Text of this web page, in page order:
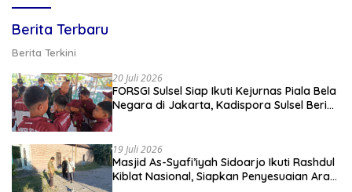
Berita Terbaru
Berita Terkini
20 Juli 2026
FORSGI Sulsel Siap Ikuti Kejurnas Piala Bela
Negara di Jakarta, Kadispora Sulsel Beri
19 Juli 2026
Masjid As-Syafi’iyah Sidoarjo Ikuti Rashdul
Kiblat Nasional, Siapkan Penyesuaian Arah